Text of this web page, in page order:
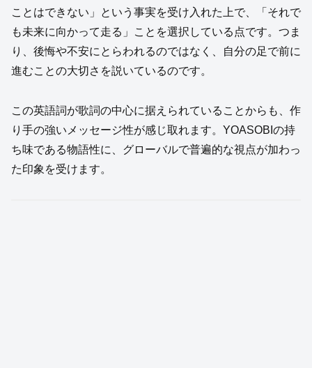
ことはできない」という事実を受け入れた上で、「それで
も未来に向かって走る」ことを選択している点です。つま
り、後悔や不安にとらわれるのではなく、自分の足で前に
進むことの大切さを説いているのです。
この英語詞が歌詞の中心に据えられていることからも、作
り手の強いメッセージ性が感じ取れます。YOASOBIの持
ち味である物語性に、グローバルで普遍的な視点が加わっ
た印象を受けます。